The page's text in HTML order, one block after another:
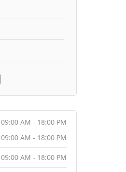
09:00 AM - 18:00 PM
09:00 AM - 18:00 PM
09:00 AM - 18:00 PM